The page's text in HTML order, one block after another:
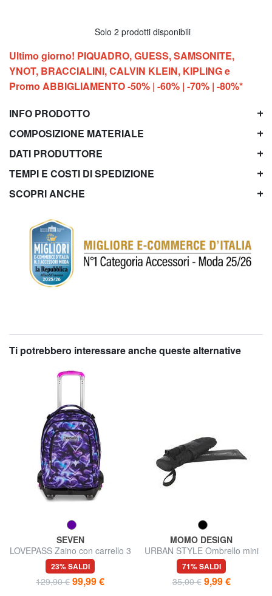
Solo 2 prodotti disponibili
Ultimo giorno! PIQUADRO, GUESS, SAMSONITE,
YNOT, BRACCIALINI, CALVIN KLEIN, KIPLING e
Promo ABBIGLIAMENTO -50% | -60% | -70% | -80%*
INFO PRODOTTO
COMPOSIZIONE MATERIALE
DATI PRODUTTORE
TEMPI E COSTI DI SPEDIZIONE
SCOPRI ANCHE
Ti potrebbero interessare anche queste alternative
SEVEN
LOVEPASS Zaino con carrello 3
in 1
23% SALDI
129,90 € 99,99 €
MOMO DESIGN
URBAN STYLE Ombrello mini
71% SALDI
35,00 € 9,99 €